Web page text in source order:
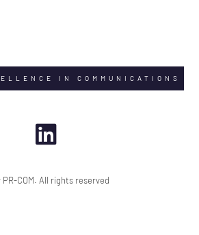
IN COMMUNICATIONS
COM. All rights reserved